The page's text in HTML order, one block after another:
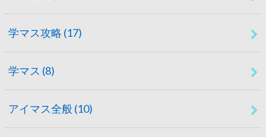
学マス攻略 (17)
学マス (8)
アイマス全般 (10)